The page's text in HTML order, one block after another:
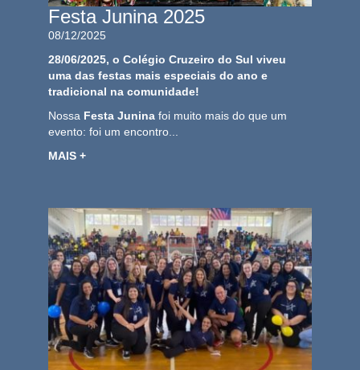
Festa Junina 2025
08/12/2025
28/06/2025, o Colégio Cruzeiro do Sul viveu
uma das festas mais especiais do ano e
tradicional na comunidade!
Nossa Festa Junina foi muito mais do que um
evento: foi um encontro...
MAIS +